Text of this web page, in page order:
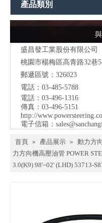
產品類別
盛昌發工業股份有限公司
桃園市楊梅區高青路32巷
郵遞區號：326023
電話：03-485-5788
電話：03-496-1316
傳真：03-496-5151
http://
電子信箱：
首頁 » 產品展示 » 動力方
力方向機高壓油管 POWER
3.0(K9) 98'~02' (LHD) 53713-